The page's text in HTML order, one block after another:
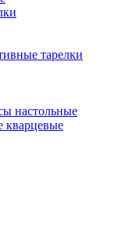
тарелки
настольные
кварцевые